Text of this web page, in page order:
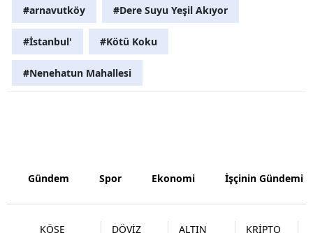
Şanlıurfa
Uşak
Van
#arnavutköy #Dere Suyu Yeşil Akıyor
#İstanbul' #Kötü Koku
#Nenehatun Mahallesi
Gündem Spor Ekonomi İşçinin Gündemi
KÖŞE DÖVİZ ALTIN KRİPTO